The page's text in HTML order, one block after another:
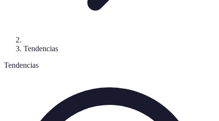
Tendencias
Tendencias